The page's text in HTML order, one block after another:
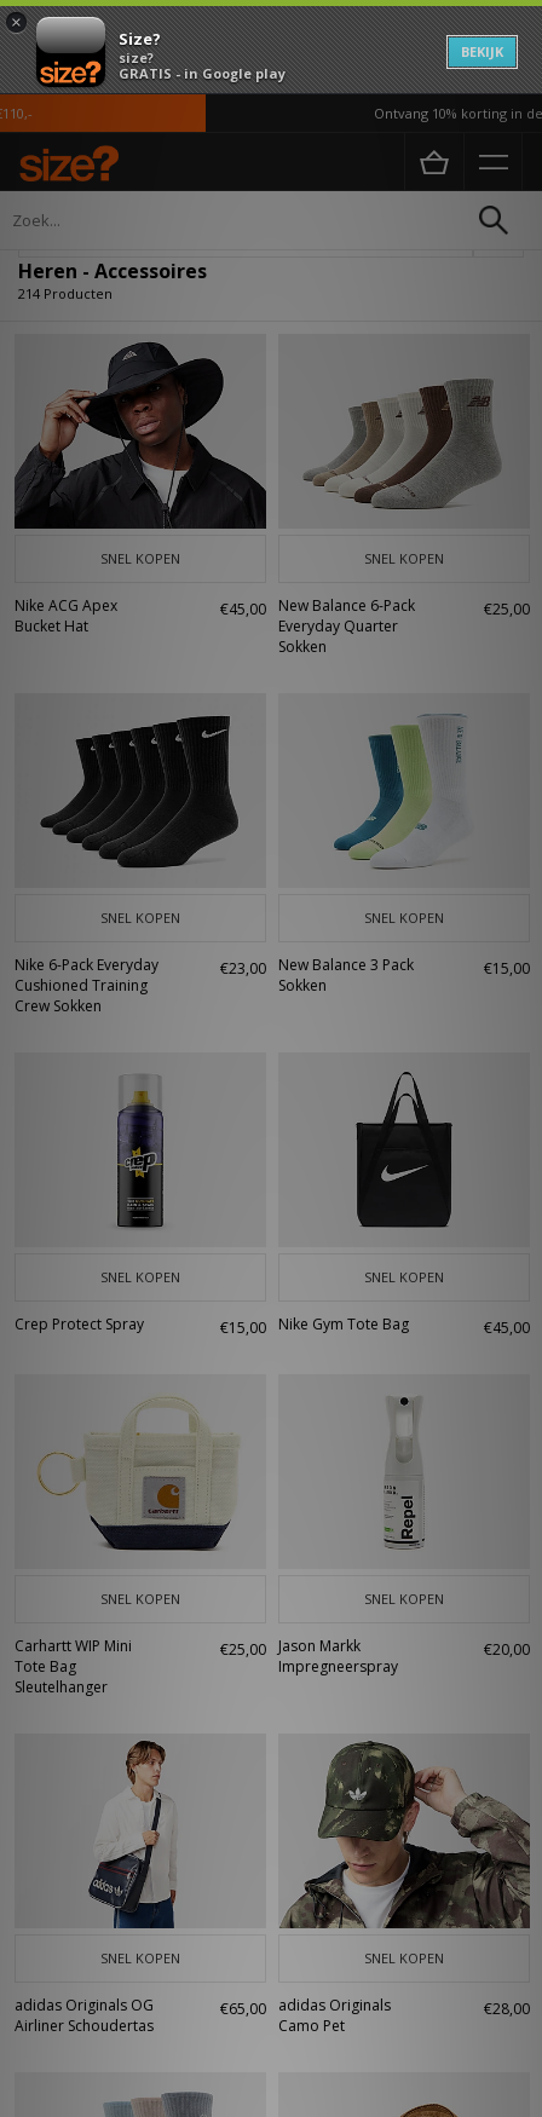
×
Size?
size?
GRATIS - in Google play
BEKIJK
Ontvang 10% korting in de APP*
Home Heren
Heren - Accessoires
214 Producten
SNEL KOPEN
Nike ACG Apex
Bucket Hat
€45,00
SNEL KOPEN
New Balance 6-Pack
Everyday Quarter
Sokken
€25,00
SNEL KOPEN
Nike 6-Pack Everyday
Cushioned Training
Crew Sokken
€23,00
SNEL KOPEN
New Balance 3 Pack
Sokken
€15,00
SNEL KOPEN
Crep Protect Spray €15,00
SNEL KOPEN
Nike Gym Tote Bag €45,00
SNEL KOPEN
Carhartt WIP Mini
Tote Bag
Sleutelhanger
€25,00
SNEL KOPEN
Jason Markk
Impregneerspray
€20,00
SNEL KOPEN
adidas Originals OG
Airliner Schoudertas
€65,00
SNEL KOPEN
adidas Originals
Camo Pet
€28,00